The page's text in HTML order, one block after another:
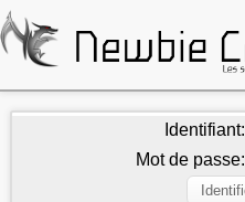
Identifiant:
Mot de passe: